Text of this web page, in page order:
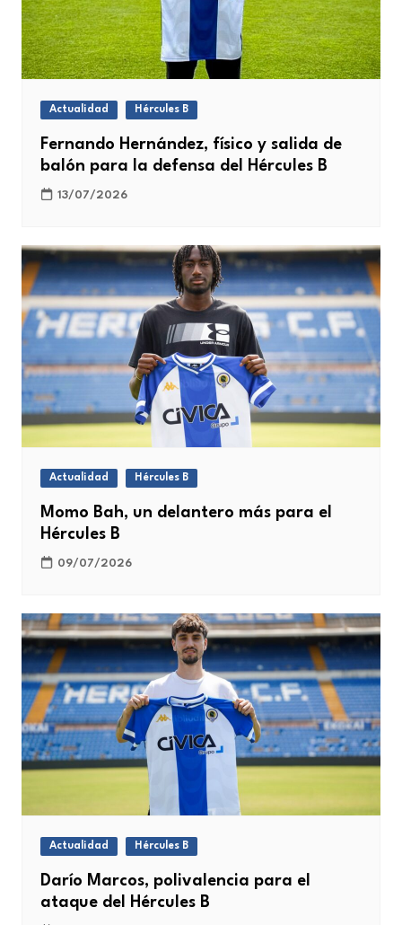
Actualidad Hércules B
Fernando Hernández, físico y salida de
balón para la defensa del Hércules B
13/07/2026
Actualidad Hércules B
Momo Bah, un delantero más para el
Hércules B
09/07/2026
Actualidad Hércules B
Darío Marcos, polivalencia para el
ataque del Hércules B